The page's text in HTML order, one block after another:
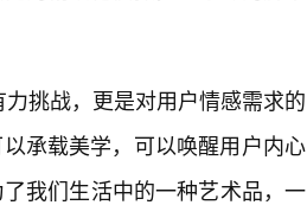
挑战，更是对用户情感需求的
承载美学，可以唤醒用户内心
我们生活中的一种艺术品，一